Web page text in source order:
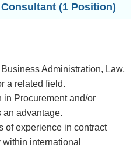
(1 Position)
Administration, Law,
a related field.
in Procurement and/or
an advantage.
of experience in contract
international